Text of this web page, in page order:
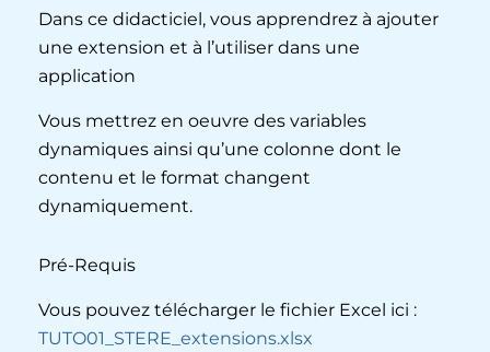
Dans ce didacticiel, vous apprendrez à ajouter
une extension et à l’utiliser dans une
application
Vous mettrez en oeuvre des variables
dynamiques ainsi qu’une colonne dont le
contenu et le format changent
dynamiquement.
Pré-Requis
Vous pouvez télécharger le fichier Excel ici :
TUTO01_STERE_extensions.xlsx